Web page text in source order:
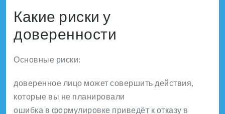
Какие риски у
доверенности
Основные риски:
доверенное лицо может совершить действия,
которые вы не планировали
ошибка в формулировке приведёт к отказу в